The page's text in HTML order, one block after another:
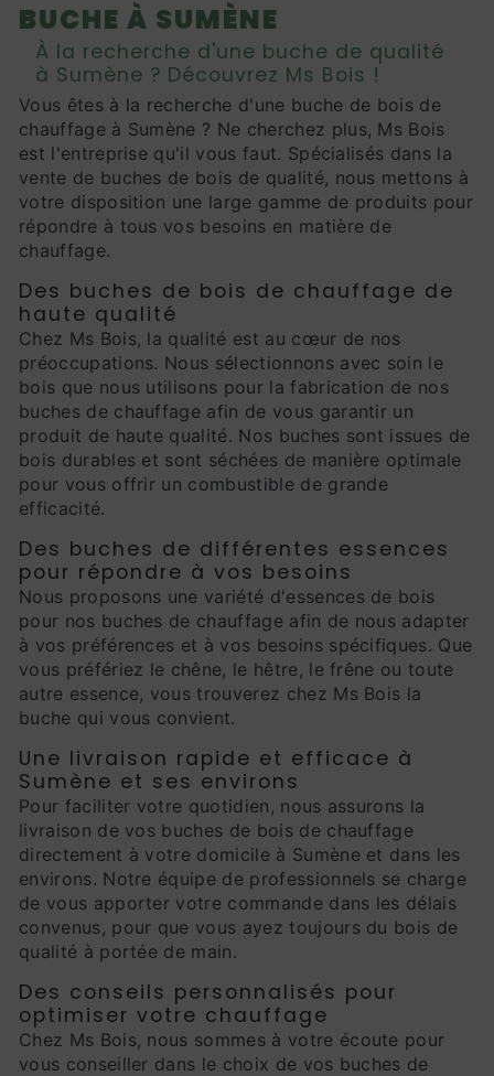
BUCHE À SUMÈNE
À la recherche d'une buche de qualité
à Sumène ? Découvrez Ms Bois !
Vous êtes à la recherche d'une buche de bois de
chauffage à Sumène ? Ne cherchez plus, Ms Bois
est l'entreprise qu'il vous faut. Spécialisés dans la
vente de buches de bois de qualité, nous mettons à
votre disposition une large gamme de produits pour
répondre à tous vos besoins en matière de
chauffage.
Des buches de bois de chauffage de
haute qualité
Chez Ms Bois, la qualité est au cœur de nos
préoccupations. Nous sélectionnons avec soin le
bois que nous utilisons pour la fabrication de nos
buches de chauffage afin de vous garantir un
produit de haute qualité. Nos buches sont issues de
bois durables et sont séchées de manière optimale
pour vous offrir un combustible de grande
efficacité.
Des buches de différentes essences
pour répondre à vos besoins
Nous proposons une variété d'essences de bois
pour nos buches de chauffage afin de nous adapter
à vos préférences et à vos besoins spécifiques. Que
vous préfériez le chêne, le hêtre, le frêne ou toute
autre essence, vous trouverez chez Ms Bois la
buche qui vous convient.
Une livraison rapide et efficace à
Sumène et ses environs
Pour faciliter votre quotidien, nous assurons la
livraison de vos buches de bois de chauffage
directement à votre domicile à Sumène et dans les
environs. Notre équipe de professionnels se charge
de vous apporter votre commande dans les délais
convenus, pour que vous ayez toujours du bois de
qualité à portée de main.
Des conseils personnalisés pour
optimiser votre chauffage
Chez Ms Bois, nous sommes à votre écoute pour
vous conseiller dans le choix de vos buches de